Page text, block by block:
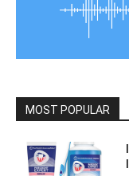
MOST POPULAR